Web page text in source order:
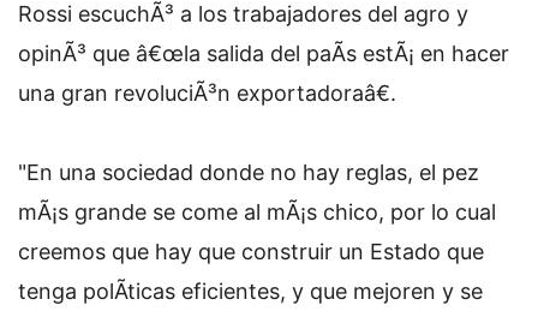
Rossi escuchÃ³ a los trabajadores del agro y
opinÃ³ que â€œla salida del paÃ­s estÃ¡ en hacer
una gran revoluciÃ³n exportadoraâ€.
"En una sociedad donde no hay reglas, el pez
mÃ¡s grande se come al mÃ¡s chico, por lo cual
creemos que hay que construir un Estado que
tenga polÃ­ticas eficientes, y que mejoren y se